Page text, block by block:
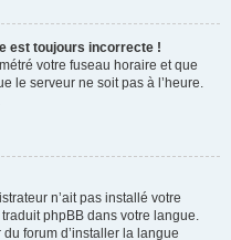
est toujours incorrecte !
votre fuseau horaire et que
le serveur ne soit pas à l’heure.
n’ait pas installé votre
phpBB dans votre langue.
forum d’installer la langue